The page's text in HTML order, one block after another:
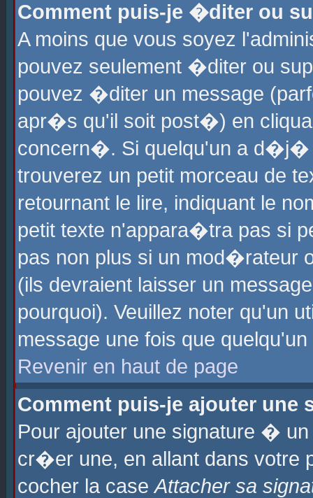
Comment puis-je �diter ou
A moins que vous soyez
pouvez seulement �diter ou
pouvez �diter un message
apr�s qu'il soit post�) en
concern�. Si quelqu'un a
trouverez un petit morceau de
retournant le lire, indiquant le
petit texte n'appara�tra pas si
pas non plus si un mod�rateur
(ils devraient laisser un
pourquoi). Veuillez noter qu'un
message une fois que
Revenir en haut de page
Comment puis-je ajouter une
Pour ajouter une signature �
cr�er une, en allant dans
cocher la caseAttacher sa